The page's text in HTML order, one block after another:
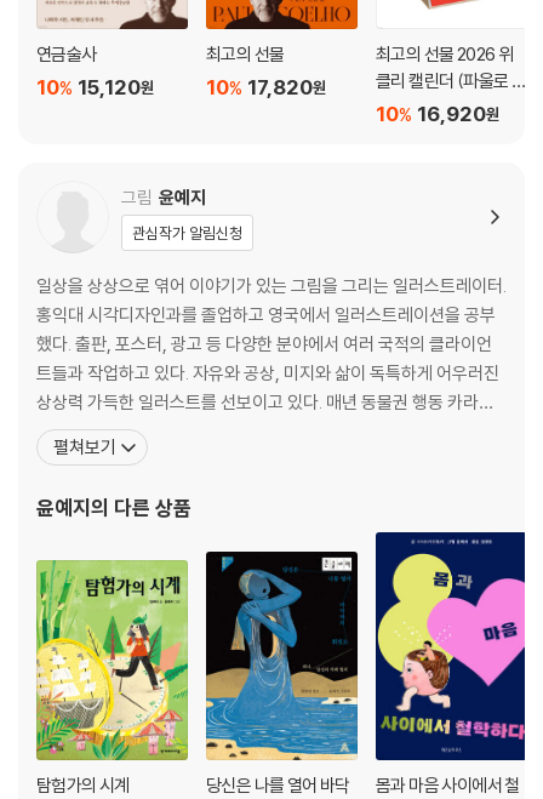
연금술사
15,120원
10%
최고의 선물
17,820원
10%
최고의 선물 2026 위
클리 캘린더 (파울로 코
엘료 에디션)
16,920원
10%
그림 윤예지
관심작가 알림신청
일상을 상상으로 엮어 이야기가 있는 그림을 그리는 일러스트레이터.
홍익대 시각디자인과를 졸업하고 영국에서 일러스트레이션을 공부
했다. 출판, 포스터, 광고 등 다양한 분야에서 여러 국적의 클라이언
트들과 작업하고 있다. 자유와 공상, 미지와 삶이 독특하게 어우러진
상상력 가득한 일러스트를 선보이고 있다. 매년 동물권 행동 카라와
서울동물영화제 포스터 작업을 하고 있고, 기후 위기와 인권 등 좀 더
나은 세상을 만들기 위해 그림으로 힘을 보태고 있다. 알랭드 보통의
움』, 『달팽이의 성』, 『페이크 다이어리』등
펼쳐보기
윤예지 의 다른 상품
탐험가의 시계
당신은 나를 열어 바닥
몸과 마음 사이에서 철